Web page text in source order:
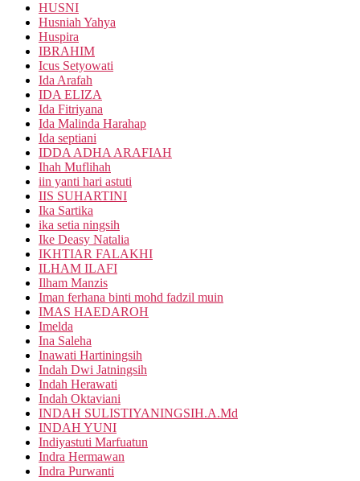
HUSNI
Husniah Yahya
Huspira
IBRAHIM
Icus Setyowati
Ida Arafah
IDA ELIZA
Ida Fitriyana
Ida Malinda Harahap
Ida septiani
IDDA ADHA ARAFIAH
Ihah Muflihah
iin yanti hari astuti
IIS SUHARTINI
Ika Sartika
ika setia ningsih
Ike Deasy Natalia
IKHTIAR FALAKHI
ILHAM ILAFI
Ilham Manzis
Iman ferhana binti mohd fadzil muin
IMAS HAEDAROH
Imelda
Ina Saleha
Inawati Hartiningsih
Indah Dwi Jatningsih
Indah Herawati
Indah Oktaviani
INDAH SULISTIYANINGSIH.A.Md
INDAH YUNI
Indiyastuti Marfuatun
Indra Hermawan
Indra Purwanti